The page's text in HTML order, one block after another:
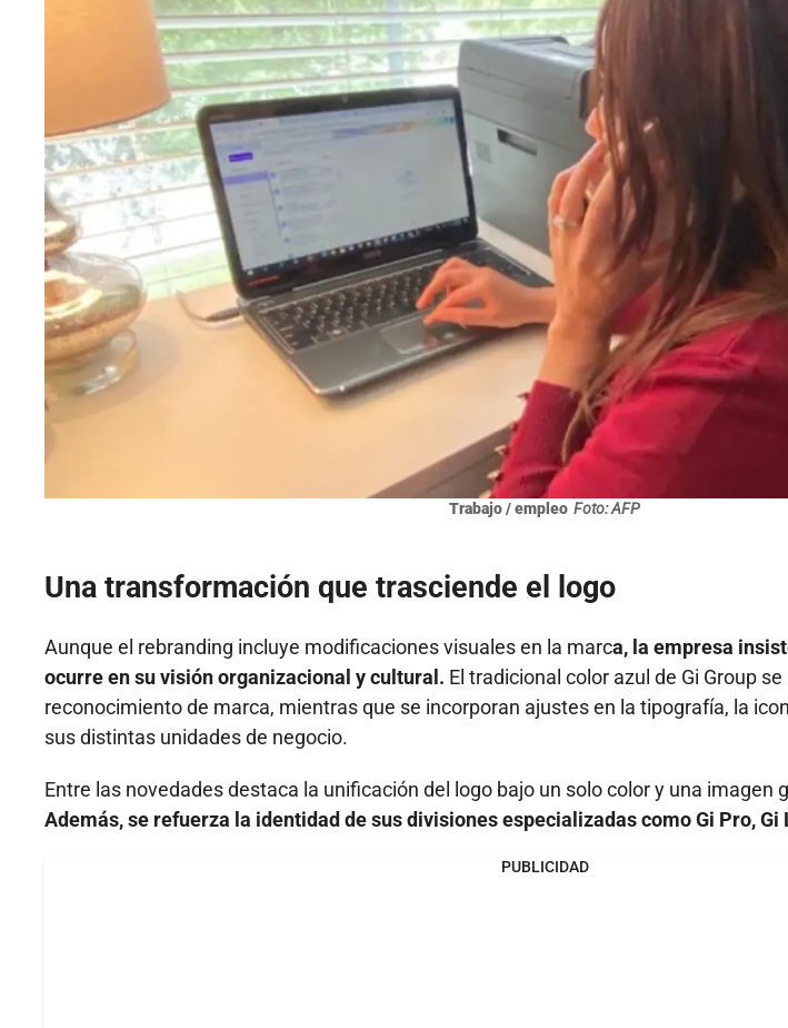
Trabajo / empleo Foto: AFP
Una transformación que trasciende el logo
Aunque el rebranding incluye modificaciones visuales en la marca, la empresa
ocurre en su visión organizacional y cultural. El tradicional color azul de Gi Group
reconocimiento de marca, mientras que se incorporan ajustes en la tipografía, la
sus distintas unidades de negocio.
Entre las novedades destaca la unificación del logo bajo un solo color y una imagen
Además, se refuerza la identidad de sus divisiones especializadas como Gi Pro, Gi
PUBLICIDAD